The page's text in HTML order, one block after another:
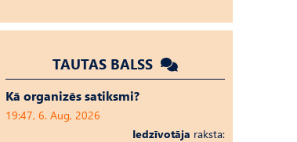
TAUTAS BALSS
Kā organizēs satiksmi?
19:47, 6. Aug, 2026
Iedzīvotāja raksta: